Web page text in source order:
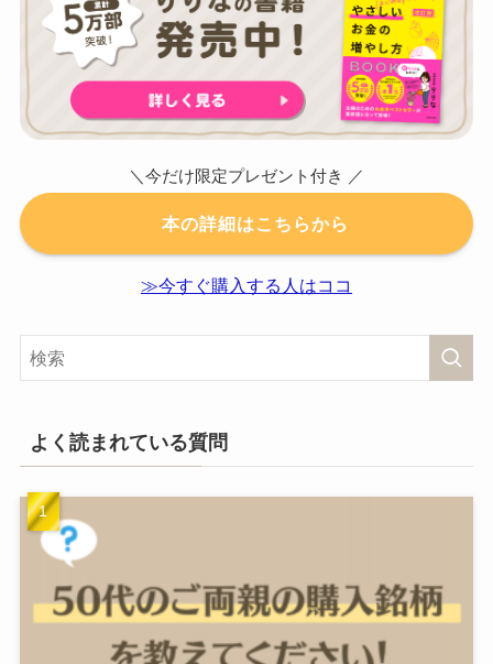
＼今だけ限定プレゼント付き ／
本の詳細はこちらから
≫今すぐ購入する人はココ
よく読まれている質問